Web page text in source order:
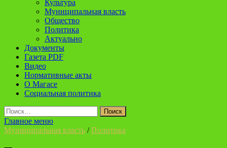
Культура
Муниципальная власть
Общество
Политика
Актуально
Документы
Газета PDF
Видео
Нормативные акты
О Магасе
Социальная политика
Найти:
Главное меню
Муниципальная власть /Политика